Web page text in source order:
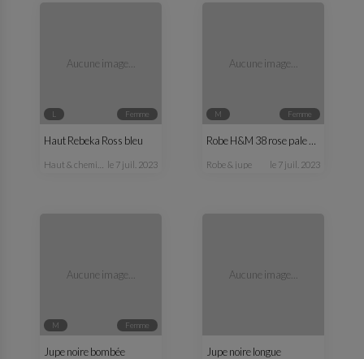
Aucune image...
L femme
Haut Rebeka Ross bleu
haut & chemisier le 7 juil. 2023
Aucune image...
M femme
Robe H&M 38 rose pale et noire
robe & jupe le 7 juil. 2023
Aucune image...
M femme
Jupe noire bombée
Aucune image...
Jupe noire longue